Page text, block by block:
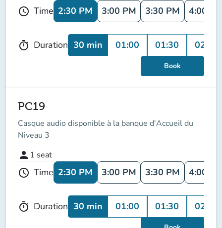
schedule Time 2:30 PM 3:00 PM 3:30 PM 4:00
timer Duration 30 min 01:00 01:30 02:00
Book
PC19
Casque audio disponible à la banque d'Accueil du
Niveau 3
person 1 seat
schedule Time 2:30 PM 3:00 PM 3:30 PM 4:00
timer Duration 30 min 01:00 01:30 02:00